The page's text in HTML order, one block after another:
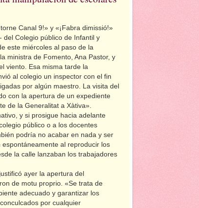
torne Canal 9!» y «¡Fabra dimissió!»
del Colegio público de Infantil y
este miércoles al paso de la
ministra de Fomento, Ana Pastor, y
viento. Esa misma tarde la
al colegio un inspector con el fin
por algún maestro. La visita del
con la apertura de un expediente
de la Generalitat a Xàtiva».
y si prosigue hacia adelante
público o a los docentes
podría no acabar en nada y ser
al reproducir los
la calle lanzaban los trabajadores
ayer la apertura del
de motu proprio. «Se trata de
adecuado y garantizar los
por cualquier